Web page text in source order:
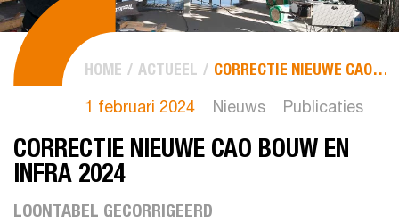
HOME ACTUEEL CORRECTIE NIEUWE CAO BOUW EN INFRA 2024
1 februari 2024 Nieuws Publicaties
CORRECTIE NIEUWE CAO BOUW EN
INFRA 2024
LOONTABEL GECORRIGEERD